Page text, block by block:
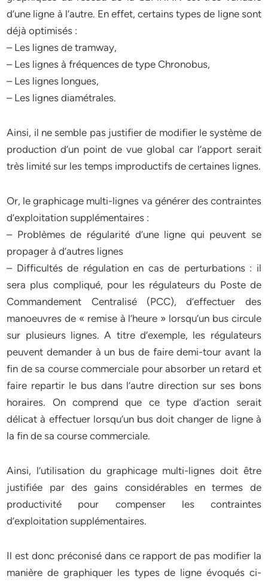
d’une ligne à l’autre. En effet, certains types de ligne sont
déjà optimisés :
– Les lignes de tramway,
– Les lignes à fréquences de type Chronobus,
– Les lignes longues,
– Les lignes diamétrales.
Ainsi, il ne semble pas justifier de modifier le système de
production d’un point de vue global car l’apport serait
très limité sur les temps improductifs de certaines lignes.
Or, le graphicage multi-lignes va générer des contraintes
d’exploitation supplémentaires :
– Problèmes de régularité d’une ligne qui peuvent se
propager à d’autres lignes
– Difficultés de régulation en cas de perturbations : il
sera plus compliqué, pour les régulateurs du Poste de
Commandement Centralisé (PCC), d’effectuer des
manoeuvres de « remise à l’heure » lorsqu’un bus circule
sur plusieurs lignes. A titre d’exemple, les régulateurs
peuvent demander à un bus de faire demi-tour avant la
fin de sa course commerciale pour absorber un retard et
faire repartir le bus dans l’autre direction sur ses bons
horaires. On comprend que ce type d’action serait
délicat à effectuer lorsqu’un bus doit changer de ligne à
la fin de sa course commerciale.
Ainsi, l’utilisation du graphicage multi-lignes doit être
justifiée par des gains considérables en termes de
productivité pour compenser les contraintes
d’exploitation supplémentaires.
Il est donc préconisé dans ce rapport de pas modifier la
manière de graphiquer les types de ligne évoqués ci-